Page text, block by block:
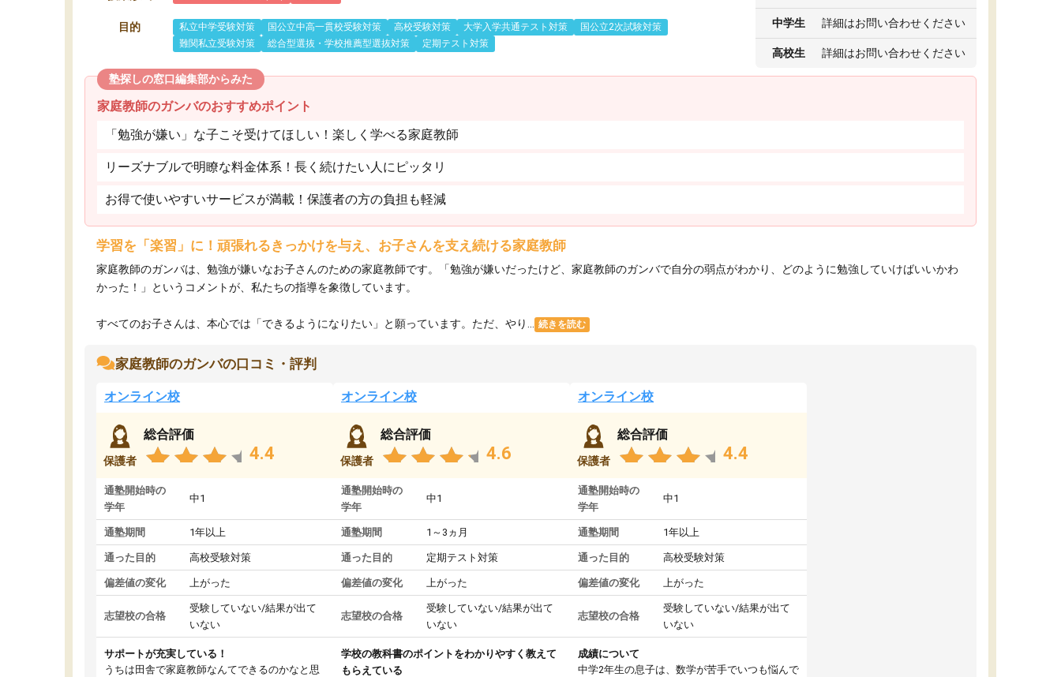
目的 私立中学受験対策 国公立中高一貫校受験対策 高校受験対策 大学入学共通テスト対策
国公立2次試験対策
難関私立受験対策
総合型選抜・学校推薦型選抜対策 定期テスト対策
中学生 詳細はお問い合わせください
高校生 詳細はお問い合わせください
塾探しの窓口編集部からみた
家庭教師のガンバのおすすめポイント
「勉強が嫌い」な子こそ受けてほしい！楽しく学べる家庭教師
リーズナブルで明瞭な料金体系！長く続けたい人にピッタリ
お得で使いやすいサービスが満載！保護者の方の負担も軽減
学習を「楽習」に！頑張れるきっかけを与え、お子さんを支え続ける家庭教師
家庭教師のガンバは、勉強が嫌いなお子さんのための家庭教師です。「勉強が嫌いだったけど、家庭教師のガンバで自分の弱点がわかり、どのように勉強していけばいいかわ
かった！」というコメントが、私たちの指導を象徴しています。
すべてのお子さんは、本心では「できるようになりたい」と願っています。ただ、やり... 続きを読む
家庭教師のガンバの口コミ・評判
オンライン校
保護者
総合評価
4.4
通塾開始時の
学年
中1
通塾期間 1年以上
通った目的 高校受験対策
偏差値の変化 上がった
志望校の合格
受験していない/結果が出て
いない
サポートが充実している！
うちは田舎で家庭教師なんてできるのかなと思
オンライン校
保護者
総合評価
4.6
通塾開始時の
学年
中1
通塾期間 1～3ヵ月
通った目的 定期テスト対策
偏差値の変化 上がった
志望校の合格
受験していない/結果が出て
いない
学校の教科書のポイントをわかりやすく教えて
もらえている
オンライン校
保護者
総合評価
4.4
通塾開始時の
学年
中1
通塾期間 1年以上
通った目的 高校受験対策
偏差値の変化 上がった
志望校の合格
受験していない/結果が出て
いない
成績について
中学2年生の息子は、数学が苦手でいつも悩んで